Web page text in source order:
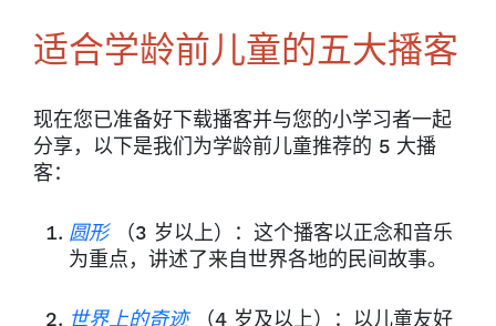
适合学龄前儿童的五大播客
现在您已准备好下载播客并与您的小学习者一起
分享，以下是我们为学龄前儿童推荐的 5 大播
客：
圆形（3 岁以上）：这个播客以正念和音乐
为重点，讲述了来自世界各地的民间故事。
世界上的奇迹（4 岁及以上）：以儿童友好